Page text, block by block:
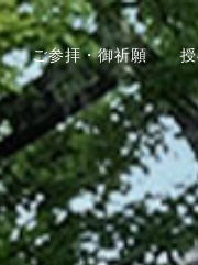
ご参拝・御祈願